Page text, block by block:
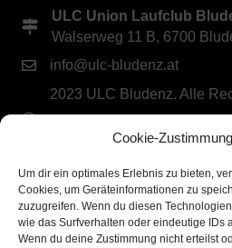
Cookie-
Um dir ein optimales Erlebnis zu bieten,
Cookies, um Geräteinformationen zu
zuzugreifen. Wenn du diesen
wie das Surfverhalten oder eindeutige IDs
Wenn du deine Zustimmung nicht erteilst
ULC Union Laufclub
Walserweg 11 B, 6700
info@ulc-bludenz.at
2023 ULC Bludenz. Alle
Folge dem ULC